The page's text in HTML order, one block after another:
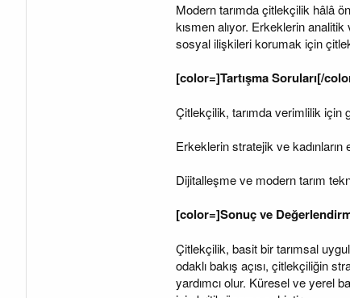
Modern tarımda çitlekçilik hâlâ
kısmen alıyor. Erkeklerin
sosyal ilişkileri korumak için
[color=]Tartışma Soruları[/
Çitlekçilik, tarımda verimlilik için
Erkeklerin stratejik ve kadınların
Dijitalleşme ve modern tarım
[color=]Sonuç ve
Çitlekçilik, basit bir tarımsal
odaklı bakış açısı, çitlekçiliğin
yardımcı olur. Küresel ve yerel